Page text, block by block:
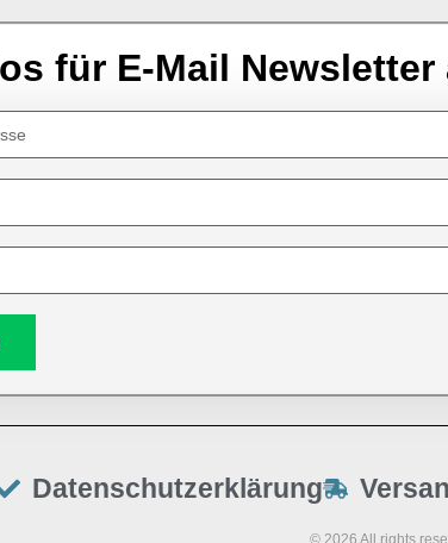
für E-Mail Newsletter
Datenschutzerklärung